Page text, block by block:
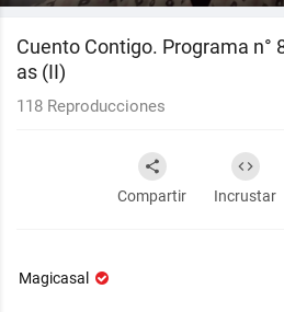
Cuento Contigo. Programa n°
as (II)
118 Reproducciones
Compartir Incrustar
Magicasal